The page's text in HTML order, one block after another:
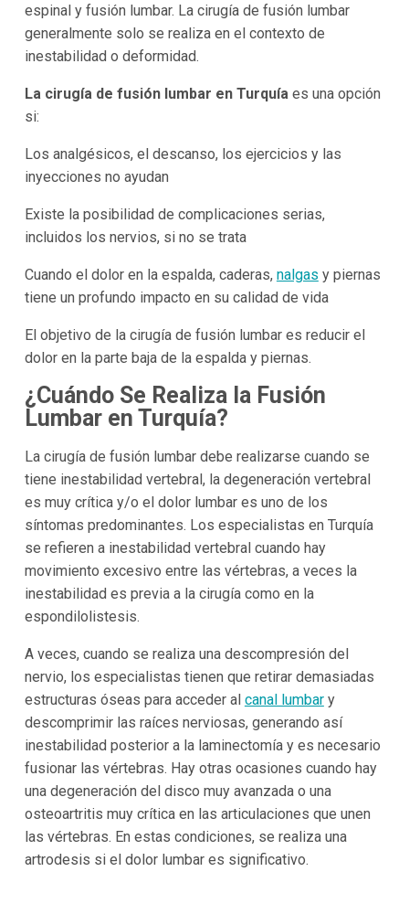
espinal y fusión lumbar. La cirugía de fusión lumbar
generalmente solo se realiza en el contexto de
inestabilidad o deformidad.
La cirugía de fusión lumbar en Turquía es una opción
si:
Los analgésicos, el descanso, los ejercicios y las
inyecciones no ayudan
Existe la posibilidad de complicaciones serias,
incluidos los nervios, si no se trata
Cuando el dolor en la espalda, caderas, nalgas y piernas
tiene un profundo impacto en su calidad de vida
El objetivo de la cirugía de fusión lumbar es reducir el
dolor en la parte baja de la espalda y piernas.
¿Cuándo Se Realiza la Fusión
Lumbar en Turquía?
La cirugía de fusión lumbar debe realizarse cuando se
tiene inestabilidad vertebral, la degeneración vertebral
es muy crítica y/o el dolor lumbar es uno de los
síntomas predominantes. Los especialistas en Turquía
se refieren a inestabilidad vertebral cuando hay
movimiento excesivo entre las vértebras, a veces la
inestabilidad es previa a la cirugía como en la
espondilolistesis.
A veces, cuando se realiza una descompresión del
nervio, los especialistas tienen que retirar demasiadas
estructuras óseas para acceder al canal lumbary
descomprimir las raíces nerviosas, generando así
inestabilidad posterior a la laminectomía y es necesario
fusionar las vértebras. Hay otras ocasiones cuando hay
una degeneración del disco muy avanzada o una
osteoartritis muy crítica en las articulaciones que unen
las vértebras. En estas condiciones, se realiza una
artrodesis si el dolor lumbar es significativo.